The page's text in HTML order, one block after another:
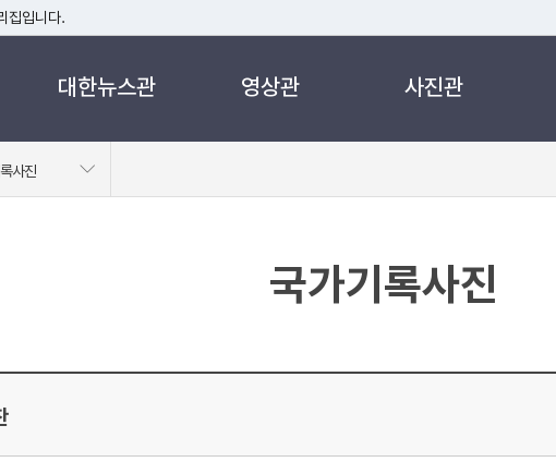
집입니다.
정부기관이 관리하는 누리집입니다.
대한뉴스관 영상관 사진관
사진
국가기록사진